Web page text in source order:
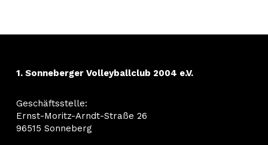
1. Sonneberger Volleyballclub 2004 e.V.
Geschäftsstelle:
Ernst-Moritz-Arndt-Straße 26
96515 Sonneberg